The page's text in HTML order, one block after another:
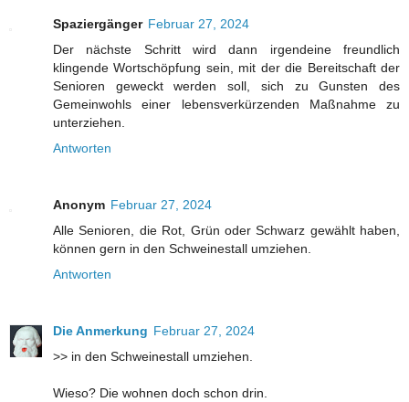
Spaziergänger Februar 27, 2024
Der nächste Schritt wird dann irgendeine freundlich
klingende Wortschöpfung sein, mit der die Bereitschaft der
Senioren geweckt werden soll, sich zu Gunsten des
Gemeinwohls einer lebensverkürzenden Maßnahme zu
unterziehen.
Antworten
Anonym Februar 27, 2024
Alle Senioren, die Rot, Grün oder Schwarz gewählt haben,
können gern in den Schweinestall umziehen.
Antworten
Die Anmerkung Februar 27, 2024
>> in den Schweinestall umziehen.
Wieso? Die wohnen doch schon drin.